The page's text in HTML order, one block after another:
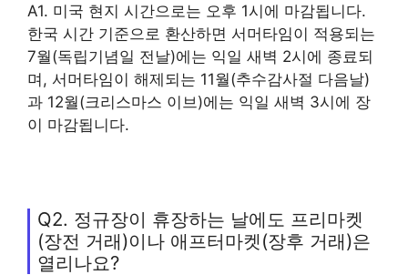
A1. 미국 현지 시간으로는 오후 1시에 마감됩니다.
한국 시간 기준으로 환산하면 서머타임이 적용되는
7월(독립기념일 전날)에는 익일 새벽 2시에 종료되
며, 서머타임이 해제되는 11월(추수감사절 다음날)
과 12월(크리스마스 이브)에는 익일 새벽 3시에 장
이 마감됩니다.
Q2. 정규장이 휴장하는 날에도 프리마켓
(장전 거래)이나 애프터마켓(장후 거래)은
열리나요?